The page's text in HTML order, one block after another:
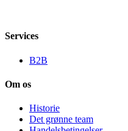
Services
B2B
Om os
Historie
Det grønne team